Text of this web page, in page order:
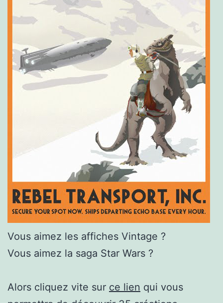
Vous aimez les affiches Vintage ?
Vous aimez la saga Star Wars ?
Alors cliquez vite sur ce lien qui vous